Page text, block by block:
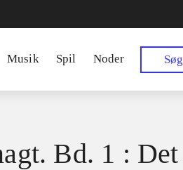
Musik Spil Noder Søg
Bd. 1 : Det